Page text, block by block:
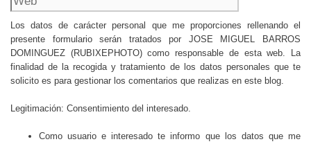
Los datos de carácter personal que me proporciones rellenando el
presente formulario serán tratados por JOSE MIGUEL BARROS
DOMINGUEZ (RUBIXEPHOTO) como responsable de esta web. La
finalidad de la recogida y tratamiento de los datos personales que te
solicito es para gestionar los comentarios que realizas en este blog.
Legitimación: Consentimiento del interesado.
Como usuario e interesado te informo que los datos que me